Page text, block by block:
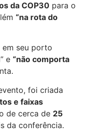
da COP30 para o
“na rota do
em seu porto
e “não comporta
foi criada
e faixas
de cerca de 25
da conferência.